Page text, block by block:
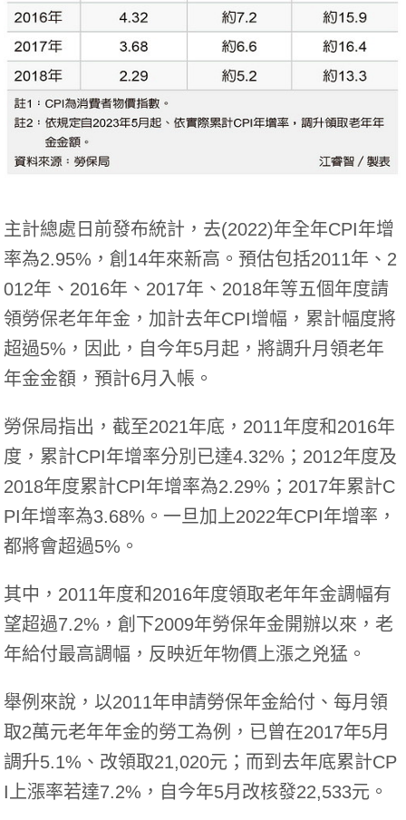
主計總處日前發布統計，去(2022)年全年CPI年增
率為2.95%，創14年來新高。預估包括2011年、2
012年、2016年、2017年、2018年等五個年度請
領勞保老年年金，加計去年CPI增幅，累計幅度將
超過5%，因此，自今年5月起，將調升月領老年
年金金額，預計6月入帳。
勞保局指出，截至2021年底，2011年度和2016年
度，累計CPI年增率分別已達4.32%；2012年度及
2018年度累計CPI年增率為2.29%；2017年累計C
PI年增率為3.68%。一旦加上2022年CPI年增率，
都將會超過5%。
其中，2011年度和2016年度領取老年年金調幅有
望超過7.2%，創下2009年勞保年金開辦以來，老
年給付最高調幅，反映近年物價上漲之兇猛。
舉例來說，以2011年申請勞保年金給付、每月領
取2萬元老年年金的勞工為例，已曾在2017年5月
調升5.1%、改領取21,020元；而到去年底累計CP
I上漲率若達7.2%，自今年5月改核發22,533元。